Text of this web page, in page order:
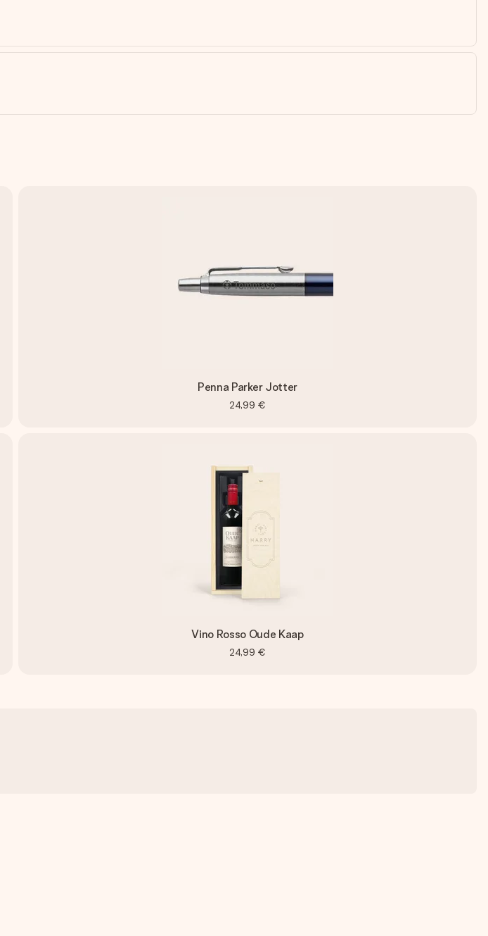
Penna Parker Jotter
24,99 €
Vino Rosso Oude Kaap
24,99 €